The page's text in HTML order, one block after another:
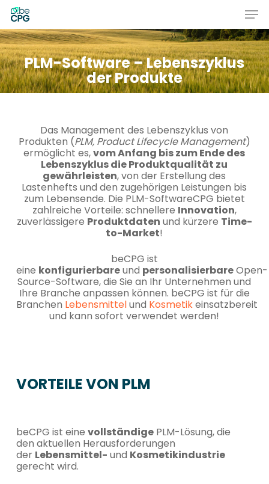
Skip
main
content
PLM-Software – Lebenszyklus
der Produkte
Das Management des Lebenszyklus von
Produkten (PLM, Product Lifecycle Management)
ermöglicht es,vom Anfang bis zum Ende des
Lebenszyklus die Produktqualität zu
gewährleisten, von der Erstellung des
Lastenhefts und den zugehörigen Leistungen bis
zum Lebensende. Die PLM-SoftwareCPG bietet
zahlreiche Vorteile: schnellere Innovation,
zuverlässigere Produktdaten und kürzere Time-
to-Market!
beCPG ist
eine konfigurierbareund personalisierbareOpen-
Source-Software, die Sie an Ihr Unternehmen und
Ihre Branche anpassen können. beCPG ist für die
Branchen Lebensmittelund Kosmetikeinsatzbereit
und kann sofort verwendet werden!
VORTEILE VON PLM
beCPG ist eine vollständigePLM-Lösung, die
den aktuellen Herausforderungen
der Lebensmittel- und Kosmetikindustrie
gerecht wird.
Close
Menu